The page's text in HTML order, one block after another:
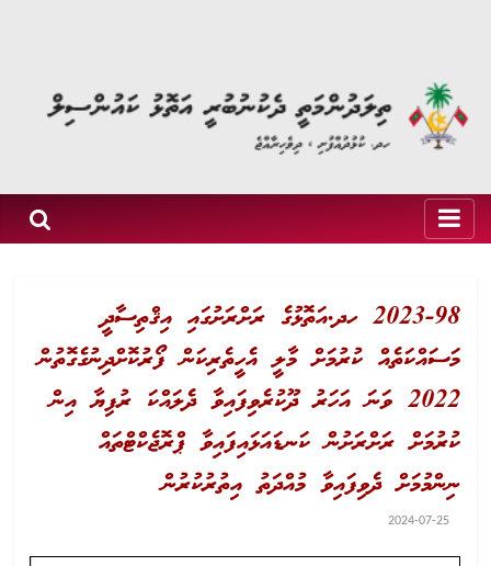
2023-98 ހދ.އަތޮޅުގެ ރަށްރަށުގައި އިޤްތިސާދީ
މަސައްކަތެއް ކުރުމަށް މާލީ އެހީތެރިކަން ފޯރުކޮށްދިނުގެގޮތުން
2022 ވަނަ އަހަރު ދޫކުރެވިފައިވާ ދެލައްކަ ރުފިޔާ އިން
ކުރުމަށް ރަށްރަށުން ކަނޑައަޅައިފައިވާ ޕްރޮޖެކްޓްތައް
ނިންމުމަށް ދެވިފައިވާ މުއްދަތު އިތުރުކުރުން
2024-07-25